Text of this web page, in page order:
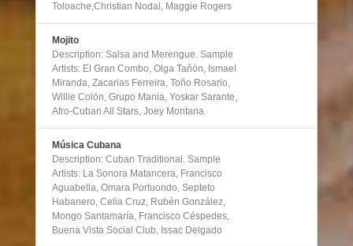
Toloache,Christian Nodal, Maggie Rogers
Mojito
Description: Salsa and Merengue. Sample
Artists: El Gran Combo, Olga Tañón, Ismael
Miranda, Zacarias Ferreira, Toño Rosario,
Willie Colón, Grupo Mania, Yoskar Sarante,
Afro-Cuban All Stars, Joey Montana
Música Cubana
Description: Cuban Traditional. Sample
Artists: La Sonora Matancera, Francisco
Aguabella, Omara Portuondo, Septeto
Habanero, Celia Cruz, Rubén González,
Mongo Santamaría, Francisco Céspedes,
Buena Vista Social Club, Issac Delgado